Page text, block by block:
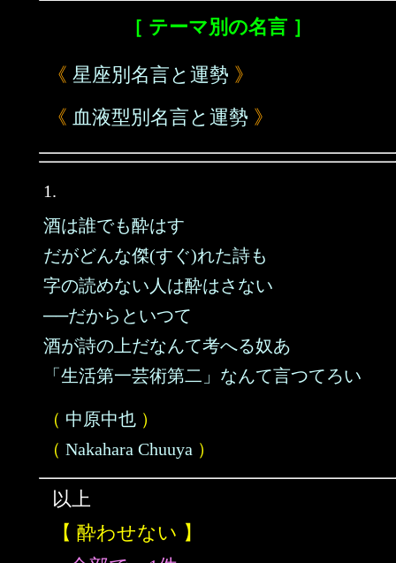
［ テーマ別の名言 ］
《 星座別名言と運勢 》
《 血液型別名言と運勢 》
1.
酒は誰でも酔はす
だがどんな傑(すぐ)れた詩も
字の読めない人は酔はさない
──だからといつて
酒が詩の上だなんて考へる奴あ
「生活第一芸術第二」なんて言つてろい
（ 中原中也 ）
（ Nakahara Chuuya ）
以上
【 酔わせない 】